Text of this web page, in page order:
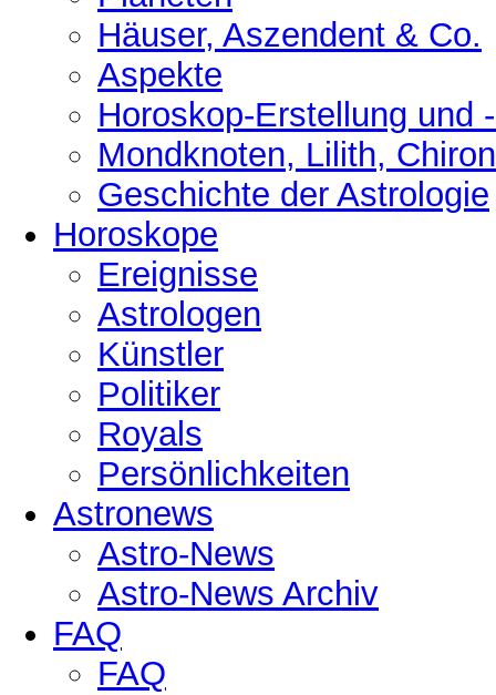
Häuser, Aszendent & Co.
Aspekte
Horoskop-Erstellung und
Mondknoten, Lilith,
Geschichte der Astrologie
Horoskope
Ereignisse
Astrologen
Künstler
Politiker
Royals
Persönlichkeiten
Astronews
Astro-News
Astro-News Archiv
FAQ
FAQ